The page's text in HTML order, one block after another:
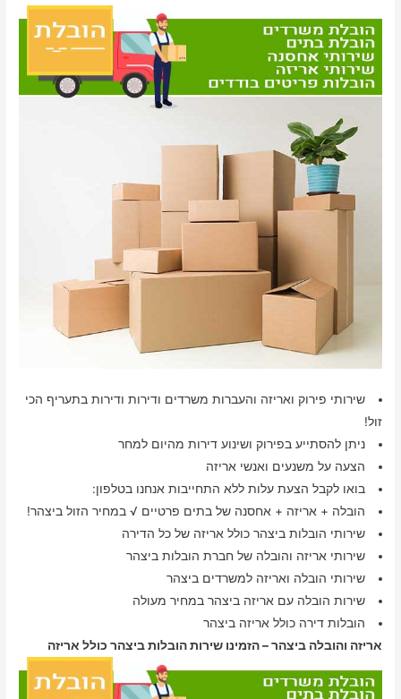
שירותי פירוק ואריזה והעברות משרדים ודירות ודירות בתעריף הכי
זול!
ניתן להסתייע בפירוק ושינוע דירות מהיום למחר
הצעה על משנעים ואנשי אריזה
בואו לקבל הצעת עלות ללא התחייבות אנחנו בטלפון:
הובלה + אריזה + אחסנה של בתים פרטיים √ במחיר הזול ביצהר!
שירותי הובלות ביצהר כולל אריזה של כל הדירה
שירותי אריזה והובלה של חברת הובלות ביצהר
שירותי הובלה ואריזה למשרדים ביצהר
שירות הובלה עם אריזה ביצהר במחיר מעולה
הובלות דירה כולל אריזה ביצהר
אריזה והובלה ביצהר – הזמינו שירות הובלות ביצהר כולל אריזה